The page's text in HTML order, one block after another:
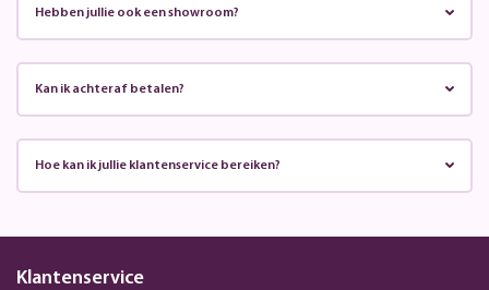
Hebben jullie ook een showroom?
Kan ik achteraf betalen?
Hoe kan ik jullie klantenservice bereiken?
Klantenservice